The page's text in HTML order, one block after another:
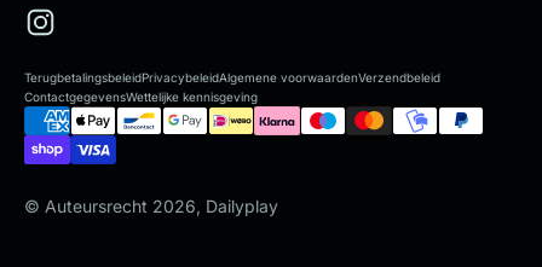
TerugbetalingsbeleidPrivacybeleidAlgemene voorwaardenVerzendbeleid
ContactgegevensWettelijke kennisgeving
© Auteursrecht 2026, Dailyplay